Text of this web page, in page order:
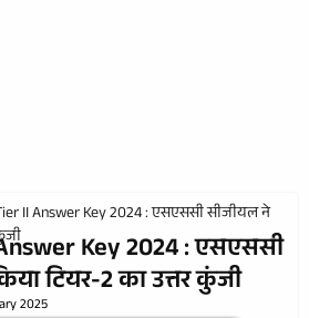
II Answer Key 2024 : एसएससी सीजीयल ने
Key 2024 : एसएससी
टियर-2 का उत्तर कुंजी
2025